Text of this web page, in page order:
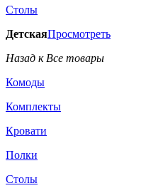
Столы
ДетскаяПросмотреть
Назад к Все товары
Комоды
Комплекты
Кровати
Полки
Столы